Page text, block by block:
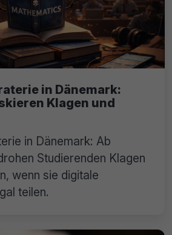
in Dänemark:
Klagen und
in Dänemark: Ab
Studierenden Klagen
wenn sie digitale
teilen.